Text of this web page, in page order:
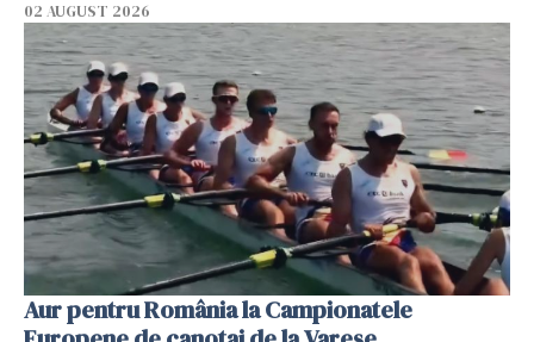
02 AUGUST 2026
Aur pentru România la Campionatele